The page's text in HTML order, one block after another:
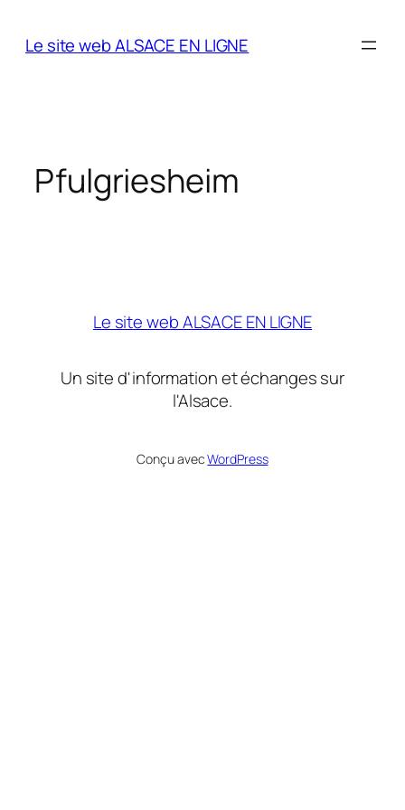
Le site web ALSACE EN LIGNE
Pfulgriesheim
Le site web ALSACE EN LIGNE
Un site d'information et échanges sur
l'Alsace.
Conçu avecWordPress